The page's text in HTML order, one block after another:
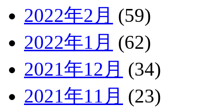
2022年2月 (59)
2022年1月 (62)
2021年12月 (34)
2021年11月 (23)